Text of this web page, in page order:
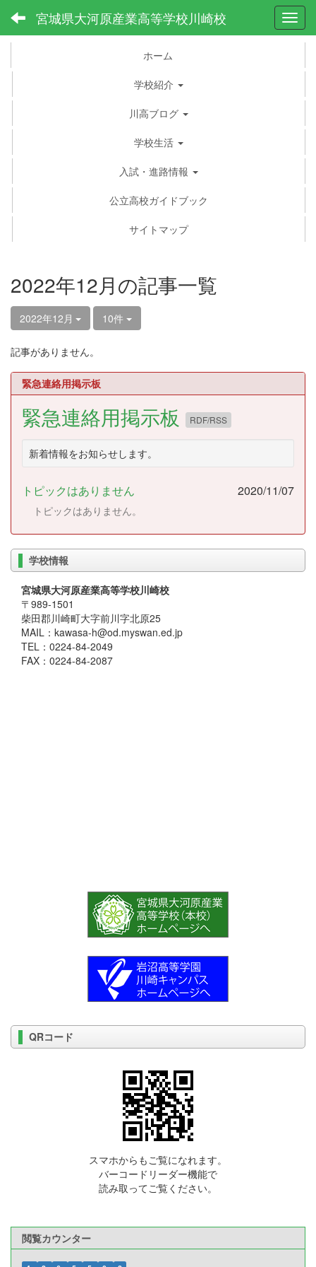
宮城県大河原産業高等学校川崎校
ホーム
学校紹介
川高ブログ
学校生活
入試・進路情報
公立高校ガイドブック
サイトマップ
2022年12月の記事一覧
2022年12月 10件
記事がありません。
緊急連絡用掲示板
緊急連絡用掲示板 RDF/RSS
新着情報をお知らせします。
トピックはありません 2020/11/07
トピックはありません。
学校情報
宮城県大河原産業高等学校川崎校
〒989-1501
柴田郡川崎町大字前川字北原25
MAIL：kawasa-h@od.myswan.ed.jp
TEL：0224-84-2049
FAX：0224-84-2087
QRコード
スマホからもご覧になれます。
バーコードリーダー機能で
読み取ってご覧ください。
閲覧カウンター